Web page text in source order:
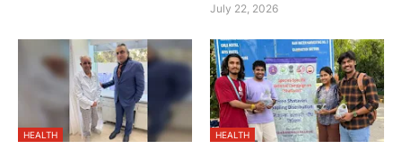
July 22, 2026
HEALTH HEALTH